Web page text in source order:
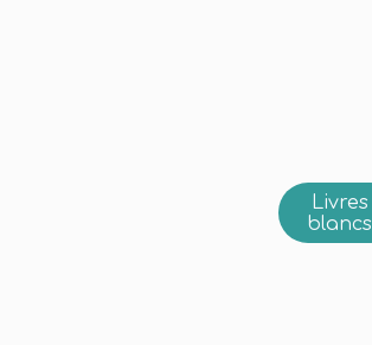
Livres
blancs